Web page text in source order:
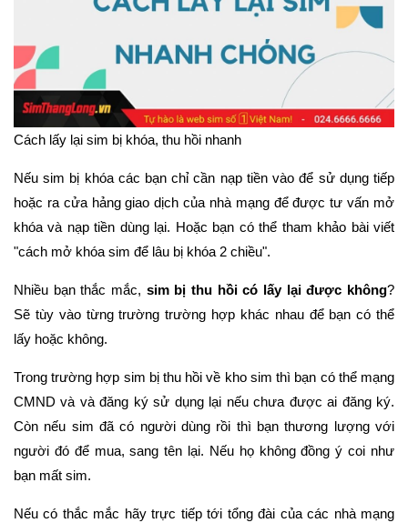
Cách lấy lại sim bị khóa, thu hồi nhanh
Nếu sim bị khóa các bạn chỉ cần nạp tiền vào để sử dụng tiếp
hoặc ra cửa hảng giao dịch của nhà mạng để được tư vấn mở
khóa và nạp tiền dùng lại. Hoặc bạn có thể tham khảo bài viết
"cách mở khóa sim để lâu bị khóa 2 chiều".
Nhiều bạn thắc mắc, sim bị thu hồi có lấy lại được không?
Sẽ tùy vào từng trường trường hợp khác nhau để bạn có thể
lấy hoặc không.
Trong trường hợp sim bị thu hồi về kho sim thì bạn có thể mạng
CMND và và đăng ký sử dụng lại nếu chưa được ai đăng ký.
Còn nếu sim đã có người dùng rồi thì bạn thương lượng với
người đó để mua, sang tên lại. Nếu họ không đồng ý coi như
bạn mất sim.
Nếu có thắc mắc hãy trực tiếp tới tổng đài của các nhà mạng